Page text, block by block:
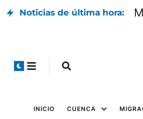
Noticias de última hora:
INICIO CUENCA